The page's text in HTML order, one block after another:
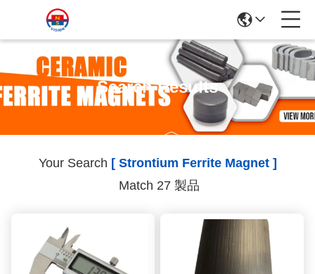
Search Results
Your Search [ Strontium Ferrite Magnet ]
Match 27 製品